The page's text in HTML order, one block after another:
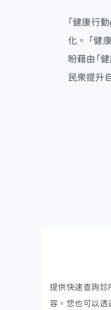
「健康行
化。 「健
盼藉由「
民眾提升
提供快速查詢
容。您也可以